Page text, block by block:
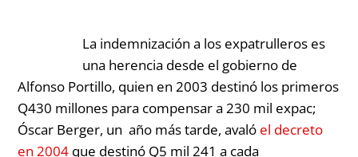
La indemnización a los expatrulleros es
una herencia desde el gobierno de
Alfonso Portillo, quien en 2003 destinó los primeros
Q430 millones para compensar a 230 mil expac;
Óscar Berger, un año más tarde, avaló el decreto
en 2004 que destinó Q5 mil 241 a cada